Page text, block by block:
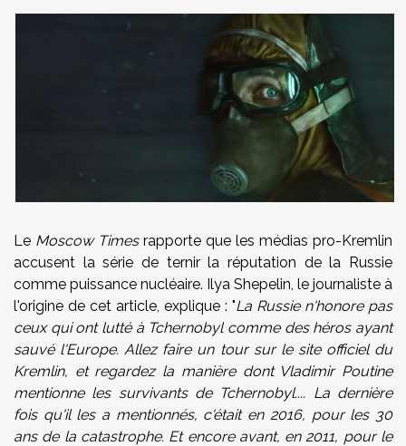
Le Moscow Timesrapporte que les médias pro-Kremlin
accusent la série de ternir la réputation de la Russie
comme puissance nucléaire. Ilya Shepelin, le journaliste à
l'origine de cet article, explique : "La Russie n'honore pas
ceux qui ont lutté à Tchernobyl comme des héros ayant
sauvé l'Europe. Allez faire un tour sur le site officiel du
Kremlin, et regardez la manière dont Vladimir Poutine
mentionne les survivants de Tchernobyl.... La dernière
fois qu'il les a mentionnés, c'était en 2016, pour les 30
ans de la catastrophe. Et encore avant, en 2011, pour le